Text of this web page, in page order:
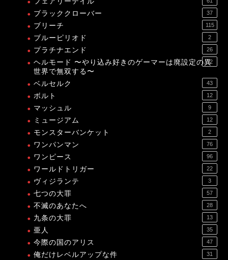
ブラッククローバー 37
ブリーチ 115
ブルーピリオド 2
プラチナエンド 26
ヘルモード 〜やり込み好きのゲーマーは廃設定の異
世界で無双する〜
12
ベルセルク 43
ボルト 12
マッシュル 9
ミュージアム 12
モンスターバンケット 2
ワンパンマン 76
ワンピース 96
ワールドトリガー 22
ヴィジランテ 3
七つの大罪 57
不滅のあなたへ 28
九条の大罪 13
亜人 35
今際の国のアリス 47
俺だけレベルアップな件 31